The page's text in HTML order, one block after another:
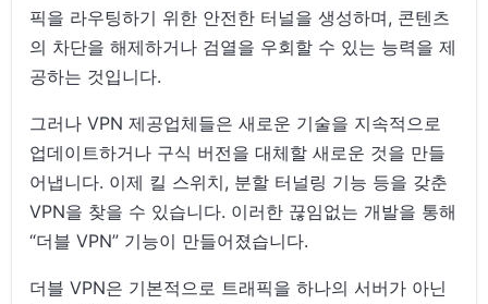
픽을 라우팅하기 위한 안전한 터널을 생성하며, 콘텐츠
의 차단을 해제하거나 검열을 우회할 수 있는 능력을 제
공하는 것입니다.
그러나 VPN 제공업체들은 새로운 기술을 지속적으로
업데이트하거나 구식 버전을 대체할 새로운 것을 만들
어냅니다. 이제 킬 스위치, 분할 터널링 기능 등을 갖춘
VPN을 찾을 수 있습니다. 이러한 끊임없는 개발을 통해
“더블 VPN” 기능이 만들어졌습니다.
더블 VPN은 기본적으로 트래픽을 하나의 서버가 아닌